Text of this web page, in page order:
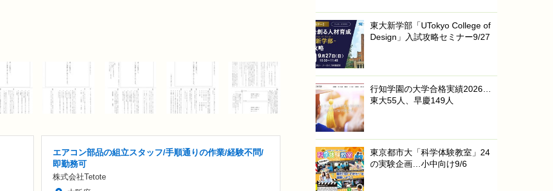
エアコン部品の組立スタッフ/手順通りの作業/経験不問/
即勤務可
株式会社Tetote
東大新学部「UTokyo College of
Design」入試攻略セミナー9/27
行知学園の大学合格実績2026…
東大55人、早慶149人
東京都市大「科学体験教室」24
の実験企画…小中向け9/6